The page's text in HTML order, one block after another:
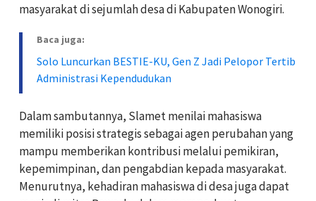
masyarakat di sejumlah desa di Kabupaten Wonogiri.
Baca juga:
Solo Luncurkan BESTIE-KU, Gen Z Jadi Pelopor Tertib
Administrasi Kependudukan
Dalam sambutannya, Slamet menilai mahasiswa
memiliki posisi strategis sebagai agen perubahan yang
mampu memberikan kontribusi melalui pemikiran,
kepemimpinan, dan pengabdian kepada masyarakat.
Menurutnya, kehadiran mahasiswa di desa juga dapat